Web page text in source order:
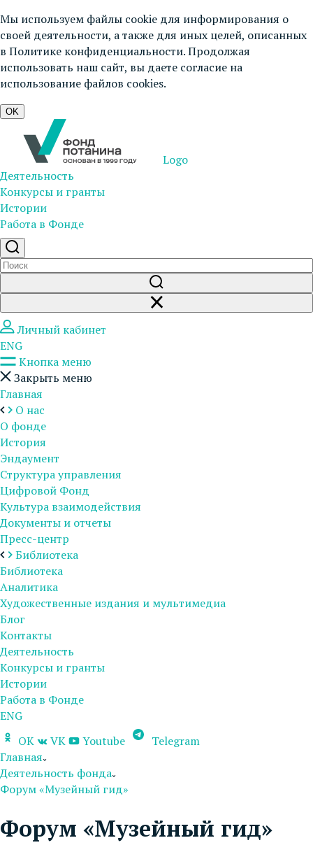
Мы используем файлы cookie для информирования о
своей деятельности, а также для иных целей, описанных
в Политике конфиденциальности. Продолжая
использовать наш сайт, вы даете согласие на
использование файлов cookies.
OK
Logo
Деятельность
Конкурсы и гранты
Истории
Работа в Фонде
Личный кабинет
ENG
Кнопка меню
Закрыть меню
Главная
О нас
О фонде
История
Эндаумент
Структура управления
Цифровой Фонд
Культура взаимодействия
Документы и отчеты
Пресс-центр
Библиотека
Библиотека
Аналитика
Художественные издания и мультимедиа
Блог
Контакты
Деятельность
Конкурсы и гранты
Истории
Работа в Фонде
ENG
OK
VK Youtube
Telegram
Главная
Деятельность фонда
Форум «Музейный гид»
Форум «Музейный гид»